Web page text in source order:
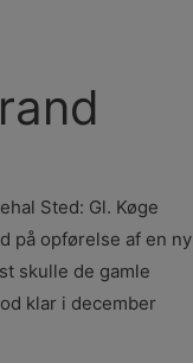
Sted: Gl. Køge
på opførelse af en ny
skulle de gamle
klar i december